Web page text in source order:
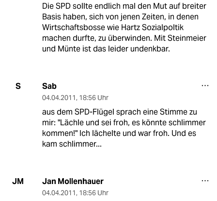
Die SPD sollte endlich mal den Mut auf breiter
Basis haben, sich von jenen Zeiten, in denen
Wirtschaftsbosse wie Hartz Sozialpoltik
machen durfte, zu überwinden. Mit Steinmeier
und Münte ist das leider undenkbar.
S Sab
04.04.2011, 18:56 Uhr
aus dem SPD-Flügel sprach eine Stimme zu
mir: "Lächle und sei froh, es könnte schlimmer
kommen!" Ich lächelte und war froh. Und es
kam schlimmer...
JM Jan Mollenhauer
04.04.2011, 18:56 Uhr